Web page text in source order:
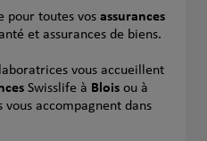
pour toutes vos assurances
et assurances de biens.
vous accueillent
Swisslife à Blois ou à
vous accompagnent dans